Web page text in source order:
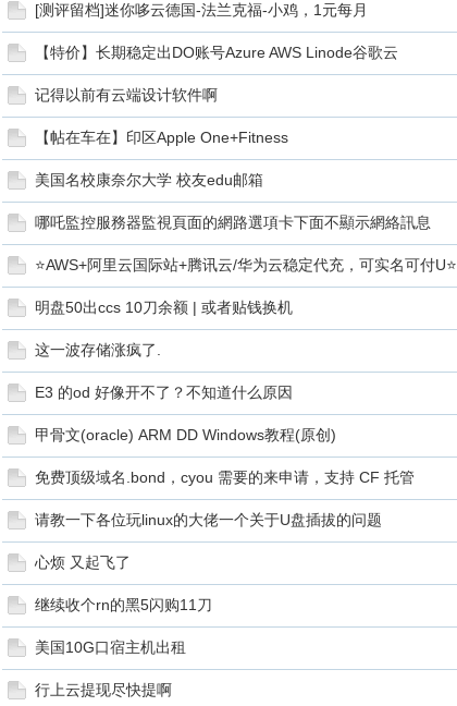
[测评留档]迷你哆云德国-法兰克福-小鸡，1元每月
【特价】长期稳定出DO账号Azure AWS Linode谷歌云
记得以前有云端设计软件啊
【帖在车在】印区Apple One+Fitness
美国名校康奈尔大学 校友edu邮箱
哪吒監控服務器監視頁面的網路選項卡下面不顯示網絡訊息
⭐AWS+阿里云国际站+腾讯云/华为云稳定代充，可实名可付U⭐
明盘50出ccs 10刀余额 | 或者贴钱换机
这一波存储涨疯了.
E3 的od 好像开不了？不知道什么原因
甲骨文(oracle) ARM DD Windows教程(原创)
免费顶级域名.bond，cyou 需要的来申请，支持 CF 托管
请教一下各位玩linux的大佬一个关于U盘插拔的问题
心烦 又起飞了
继续收个rn的黑5闪购11刀
美国10G口宿主机出租
行上云提现尽快提啊